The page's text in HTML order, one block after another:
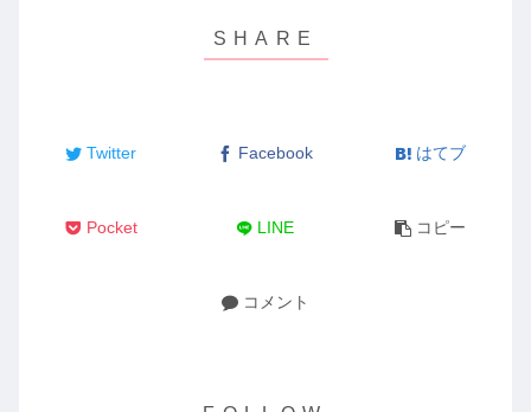
Twitter Facebook はてブ
Pocket LINE コピー
コメント